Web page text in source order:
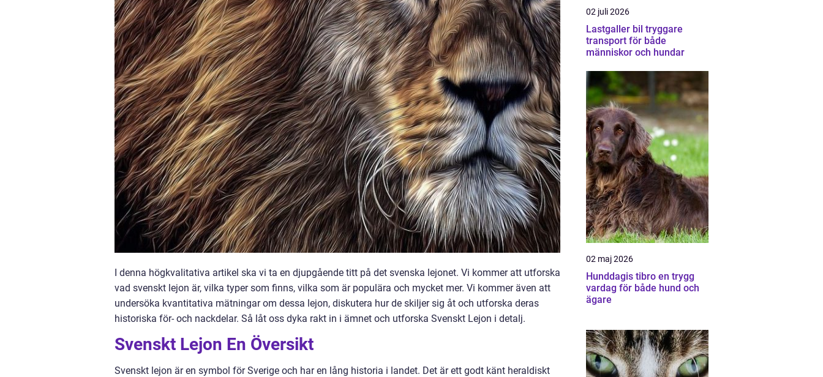
I denna högkvalitativa artikel ska vi ta en djupgående titt på det svenska lejonet. Vi kommer att utforska
vad svenskt lejon är, vilka typer som finns, vilka som är populära och mycket mer. Vi kommer även att
undersöka kvantitativa mätningar om dessa lejon, diskutera hur de skiljer sig åt och utforska deras
historiska för- och nackdelar. Så låt oss dyka rakt in i ämnet och utforska Svenskt Lejon i detalj.
Svenskt Lejon En Översikt
Svenskt lejon är en symbol för Sverige och har en lång historia i landet. Det är ett godt känt heraldiskt
02 juli 2026
Lastgaller bil tryggare
transport för både
människor och hundar
02 maj 2026
Hunddagis tibro en trygg
vardag för både hund och
ägare